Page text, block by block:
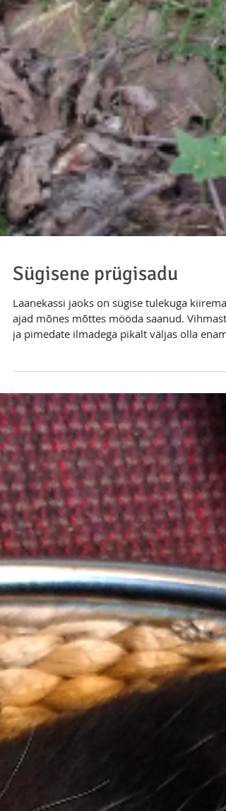
Sügisene prügisadu
Laanekassi jaoks on sügise tulekuga kiiremad
ajad mõnes mõttes mööda saanud. Vihmaste
ja pimedate ilmadega pikalt väljas olla enam
ei...